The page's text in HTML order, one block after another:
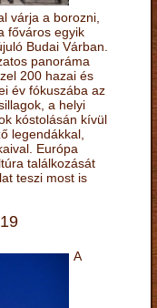
várja a borozni,
főváros egyik
Budai Várban.
panoráma
200 hazai és
év fókuszába az
a helyi
kóstolásán kívül
legendákkal,
Európa
találkozását
teszi most is
A